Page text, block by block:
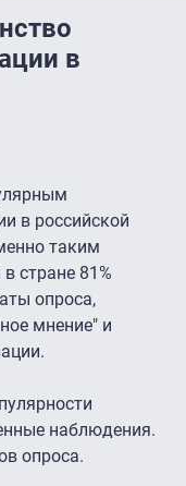
в
в российской
таким
стране 81%
опроса,
мнение" и
наблюдения.
опроса.